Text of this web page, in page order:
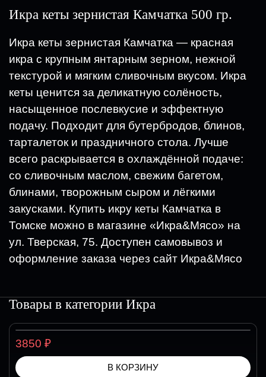
Икра кеты зернистая Камчатка 500 гр.
Икра кеты зернистая Камчатка — красная
икра с крупным янтарным зерном, нежной
текстурой и мягким сливочным вкусом. Икра
кеты ценится за деликатную солёность,
насыщенное послевкусие и эффектную
подачу. Подходит для бутербродов, блинов,
тарталеток и праздничного стола. Лучше
всего раскрывается в охлаждённой подаче:
со сливочным маслом, свежим багетом,
блинами, творожным сыром и лёгкими
закусками. Купить икру кеты Камчатка в
Томске можно в магазине «Икра&Мясо» на
ул. Тверская, 75. Доступен самовывоз и
оформление заказа через сайт Икра&Мясо
Товары в категории Икра
3850 ₽
В КОРЗИНУ